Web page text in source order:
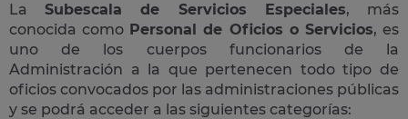
LaSubescala de Servicios Especiales, más
conocida como Personal de Oficios o Servicios, es
uno de los cuerpos funcionarios de la
Administración a la que pertenecen todo tipo de
oficios convocados por las administraciones públicas
y se podrá acceder a las siguientes categorías: